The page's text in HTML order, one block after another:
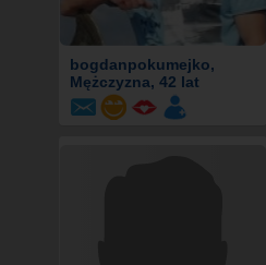
bogdanpokumejko,
Mężczyzna, 42 lat